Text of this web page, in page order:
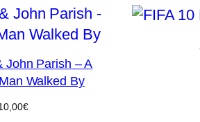
mais
John Parish – A
Walked By
€